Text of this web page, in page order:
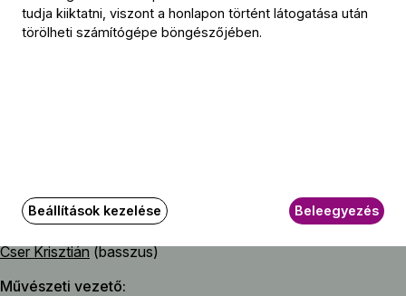
Johann Sebastian Bach (→bio):
Ach, lieben Christen, seid getrost, BWV 114
Gavodi Zoltán(alt)
Cser Krisztián(basszus)
Művészeti vezető
tudja kiiktatni, viszont a honlapon történt látogatása után
törölheti számítógépe böngészőjében.
Beállítások kezelése Beleegyezés